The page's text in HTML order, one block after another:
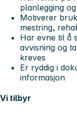
planlegging
Motiverer
mestring,
Har evne til å
avvisning og
kreves
Er ryddig i
informasjon
Vi tilbyr